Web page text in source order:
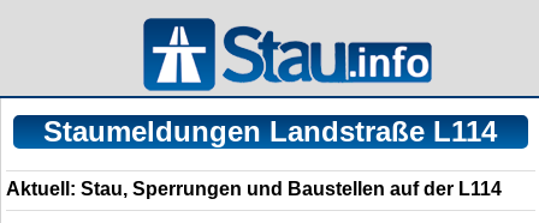
Staumeldungen Landstraße L114
Aktuell: Stau, Sperrungen und Baustellen auf der L114